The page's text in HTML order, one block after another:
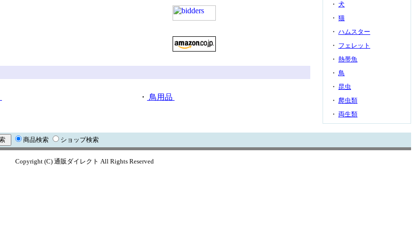
・ 鳥用品
・ 犬
・ 猫
・ ハムスター
・ フェレット
・ 熱帯魚
・ 鳥
・ 昆虫
・ 爬虫類
・ 両生類
商品検索 ショップ検索
Copyright (C) 通販ダイレクト All Rights Reserved